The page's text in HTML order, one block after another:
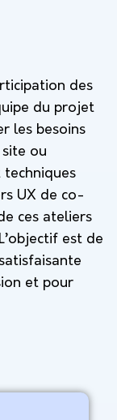
des
du projet
les besoins
ou
techniques
UX de co-
ces ateliers
est de
et pour